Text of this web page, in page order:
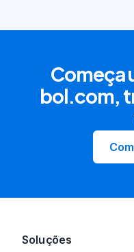
Começa
bol.com,
Soluções